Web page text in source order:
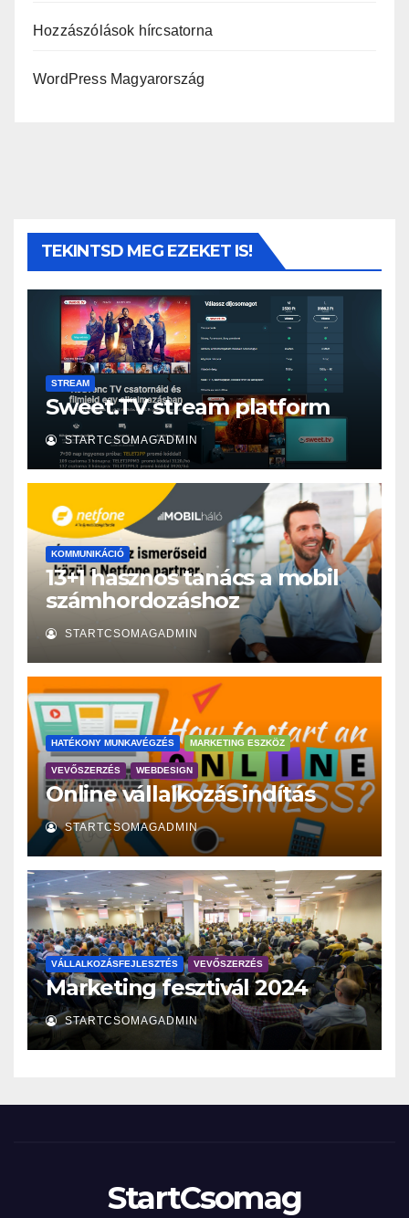
Hozzászólások hírcsatorna
WordPress Magyarország
TEKINTSD MEG EZEKET IS!
STREAM
Sweet.TV stream platform
STARTCSOMAGADMIN
KOMMUNIKÁCIÓ
13+1 hasznos tanács a mobil
számhordozáshoz
STARTCSOMAGADMIN
HATÉKONY MUNKAVÉGZÉS MARKETING ESZKÖZ
VEVŐSZERZÉS WEBDESIGN
Online vállalkozás indítás
STARTCSOMAGADMIN
VÁLLALKOZÁSFEJLESZTÉS VEVŐSZERZÉS
Marketing fesztivál 2024
STARTCSOMAGADMIN
StartCsomag